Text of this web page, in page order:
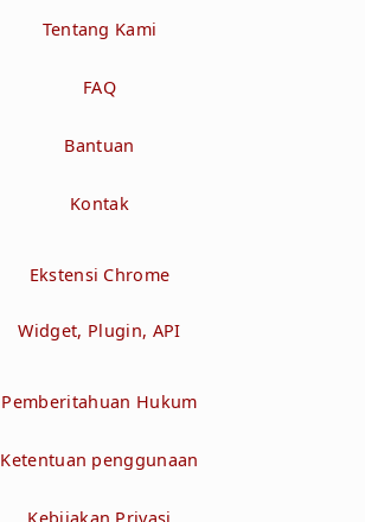
Tentang Kami
FAQ
Bantuan
Kontak
Ekstensi Chrome
Widget, Plugin, API
Pemberitahuan Hukum
Ketentuan penggunaan